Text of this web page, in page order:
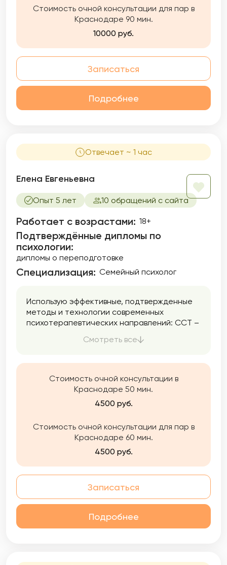
Стоимость очной консультации для пар в
Краснодаре 90 мин.
10000 руб.
Записаться
Подробнее
Отвечает ~ 1 час
Елена Евгеньевна
Опыт 5 лет 10 обращений с сайта
Работает с возрастами: 18+
Подтверждённые дипломы по
психологии:
дипломы о переподготовке
Специализация: Семейный психолог
Использую эффективные, подтвержденные
методы и технологии современных
психотерапевтических направлений: ССТ –
КСТ – краткосрочной стратегической
фокусированной терапии, Гештальт
терапии, Психодрамы и др. Наша работа
может быть краткосрочной (направлена на
(для глубоких изменений).
принятие, помогаю посмотреть на
проблему с разных сторон, проработать ее,
найти ресурс и возможности выхода из
Смотреть все
Стоимость очной консультации в
Краснодаре 50 мин.
4500 руб.
Стоимость очной консультации для пар в
Краснодаре 60 мин.
4500 руб.
Записаться
Подробнее